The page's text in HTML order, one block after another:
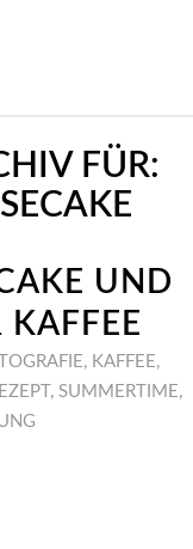
FÜR:
UND
KAFFEE
, KAFFEE,
, SUMMERTIME,